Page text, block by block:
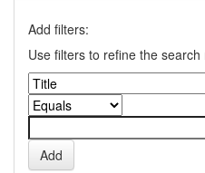
Add filters:
Use filters to refine the search